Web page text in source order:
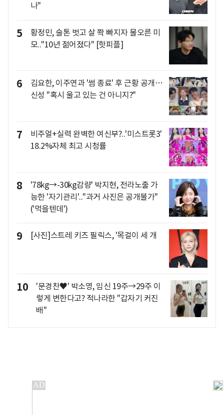
나"
5
황정민, 술톤 벗고 살 쫙 빠지자 물오른 미
모.."10년 젊어졌다" [핫피플]
6
김요한, 이주연과 '썸 종료' 후 근황 공개…
신성 "혹시 울고 있는 건 아니지?"
7
비주얼+실력 완벽한 여신부?..'미스트롯3'
18.2%자체 최고 시청률
8
'78kg→-30kg감량' 박지현, 전라노출 가
능한 '자기관리'.."과거 사진은 공개불가"
('먹을텐데')
9 [사진]스트레 키즈 필릭스, '목걸이 세 개
10
'문경찬♥' 박소영, 임신 19주→29주 이
렇게 변한다고? 적나라한 "갑자기 커진
배"